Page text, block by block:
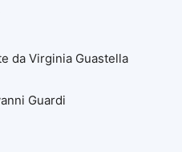
da Virginia Guastella
Guardi